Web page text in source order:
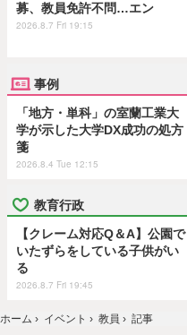
募、教員免許不問…エン
2026.8.7 Fri 19:15
事例
「地方・単科」の室蘭工業大
学が示した大学DX成功の処方
箋
2026.8.4 Tue 12:15
教育行政
【クレーム対応Q＆A】公園で
いたずらをしている子供がい
る
2026.8.7 Fri 19:45
ホーム › イベント › 教員 › 記事